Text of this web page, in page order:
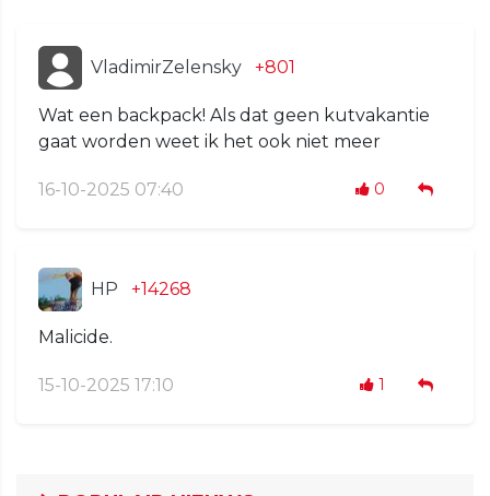
VladimirZelensky +801
Wat een backpack! Als dat geen kutvakantie
gaat worden weet ik het ook niet meer
16-10-2025 07:40 0
HP +14268
Malicide.
15-10-2025 17:10 1